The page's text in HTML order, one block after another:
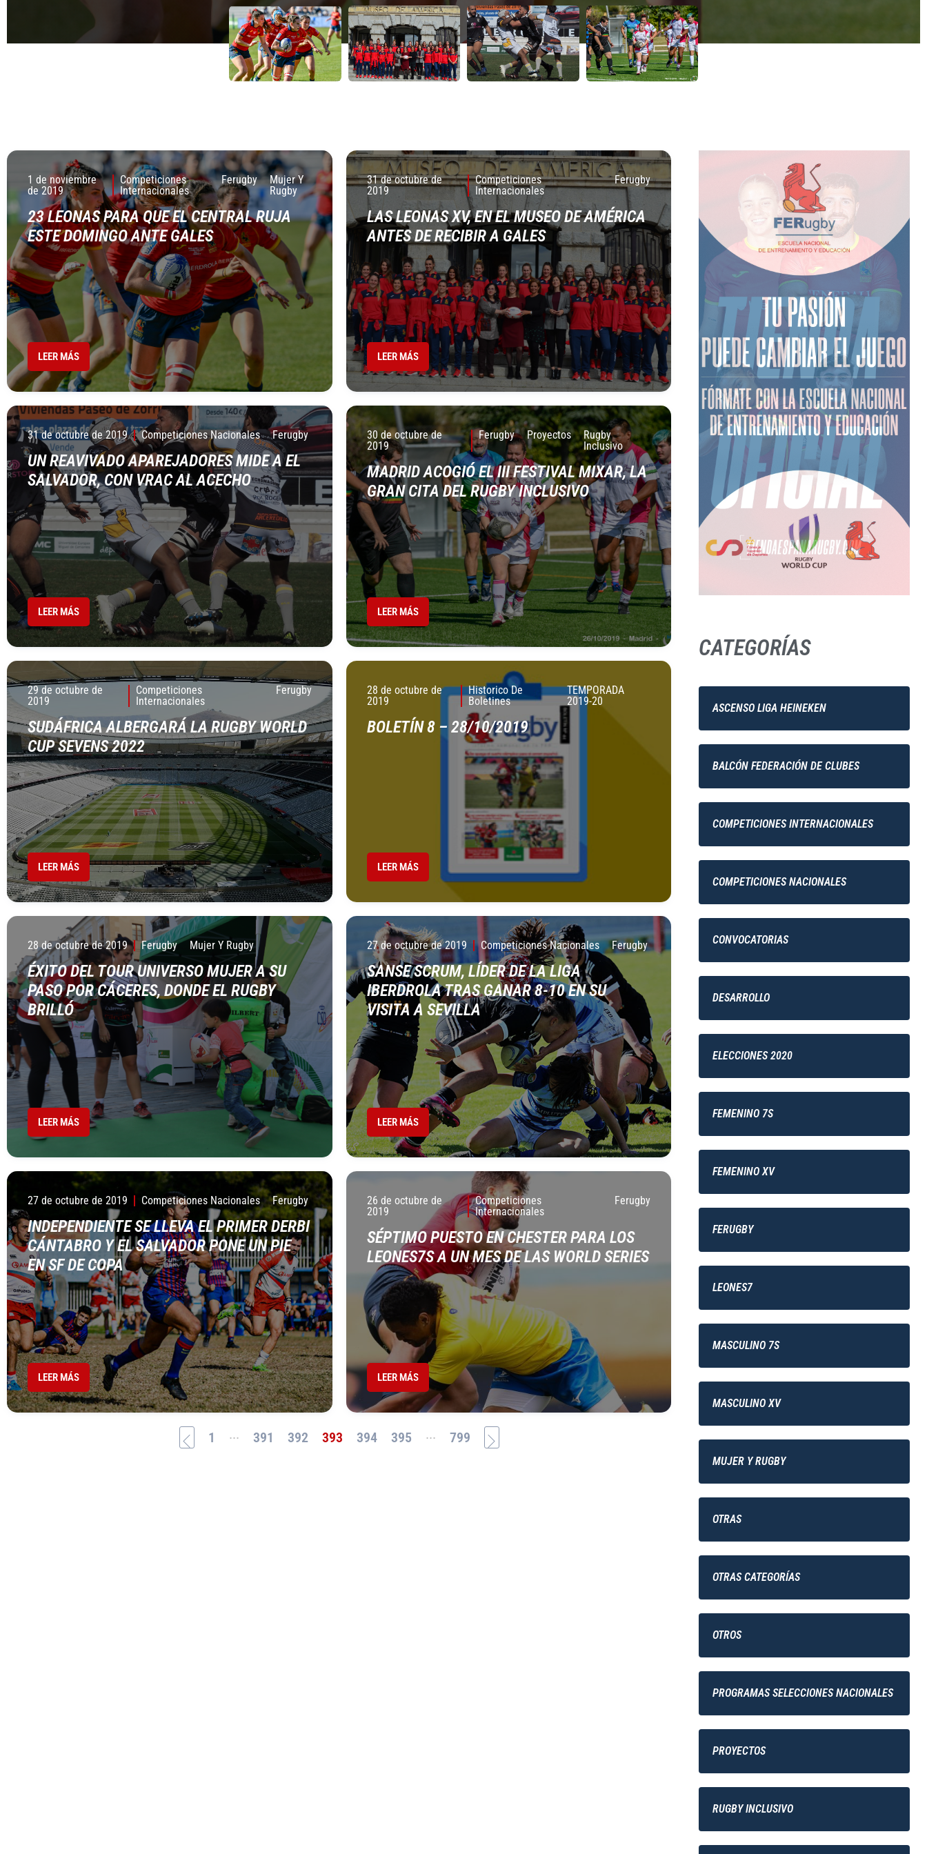
1 de noviembre
de 2019
Competiciones
Internacionales
Ferugby
Mujer Y
Rugby
23 LEONAS PARA QUE EL CENTRAL RUJA
ESTE DOMINGO ANTE GALES
LEER MÁS
31 de octubre de
2019
Competiciones
Internacionales
Ferugby
LAS LEONAS XV, EN EL MUSEO DE AMÉRICA
ANTES DE RECIBIR A GALES
LEER MÁS
31 de octubre de 2019 Competiciones Nacionales Ferugby
UN REAVIVADO APAREJADORES MIDE A EL
SALVADOR, CON VRAC AL ACECHO
LEER MÁS
30 de octubre de
2019
Ferugby Proyectos
Rugby
Inclusivo
MADRID ACOGIÓ EL III FESTIVAL MIXAR, LA
GRAN CITA DEL RUGBY INCLUSIVO
LEER MÁS
29 de octubre de
2019
Competiciones
Internacionales
Ferugby
SUDÁFRICA ALBERGARÁ LA RUGBY WORLD
CUP SEVENS 2022
LEER MÁS
28 de octubre de
2019
Historico De
Boletines
TEMPORADA
2019-20
BOLETÍN 8 – 28/10/2019
LEER MÁS
28 de octubre de 2019 Ferugby Mujer Y Rugby
ÉXITO DEL TOUR UNIVERSO MUJER A SU
PASO POR CÁCERES, DONDE EL RUGBY
BRILLÓ
LEER MÁS
27 de octubre de 2019 Competiciones Nacionales Ferugby
SANSE SCRUM, LÍDER DE LA LIGA
IBERDROLA TRAS GANAR 8-10 EN SU
VISITA A SEVILLA
LEER MÁS
27 de octubre de 2019 Competiciones Nacionales Ferugby
INDEPENDIENTE SE LLEVA EL PRIMER DERBI
CÁNTABRO Y EL SALVADOR PONE UN PIE
EN SF DE COPA
LEER MÁS
26 de octubre de
2019
Competiciones
Internacionales
Ferugby
SÉPTIMO PUESTO EN CHESTER PARA LOS
LEONES7S A UN MES DE LAS WORLD SERIES
LEER MÁS
1 ... 391 392 393 394 395 ... 799
CATEGORÍAS
ASCENSO LIGA HEINEKEN
BALCÓN FEDERACIÓN DE CLUBES
COMPETICIONES INTERNACIONALES
COMPETICIONES NACIONALES
CONVOCATORIAS
DESARROLLO
ELECCIONES 2020
FEMENINO 7S
FEMENINO XV
FERUGBY
LEONES7
MASCULINO 7S
MASCULINO XV
MUJER Y RUGBY
OTRAS
OTRAS CATEGORÍAS
OTROS
PROGRAMAS SELECCIONES NACIONALES
PROYECTOS
RUGBY INCLUSIVO